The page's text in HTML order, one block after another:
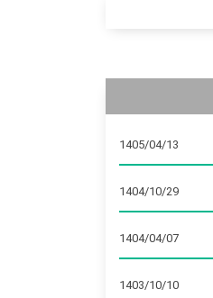
1405/04/13
1404/10/29
1404/04/07
1403/10/10